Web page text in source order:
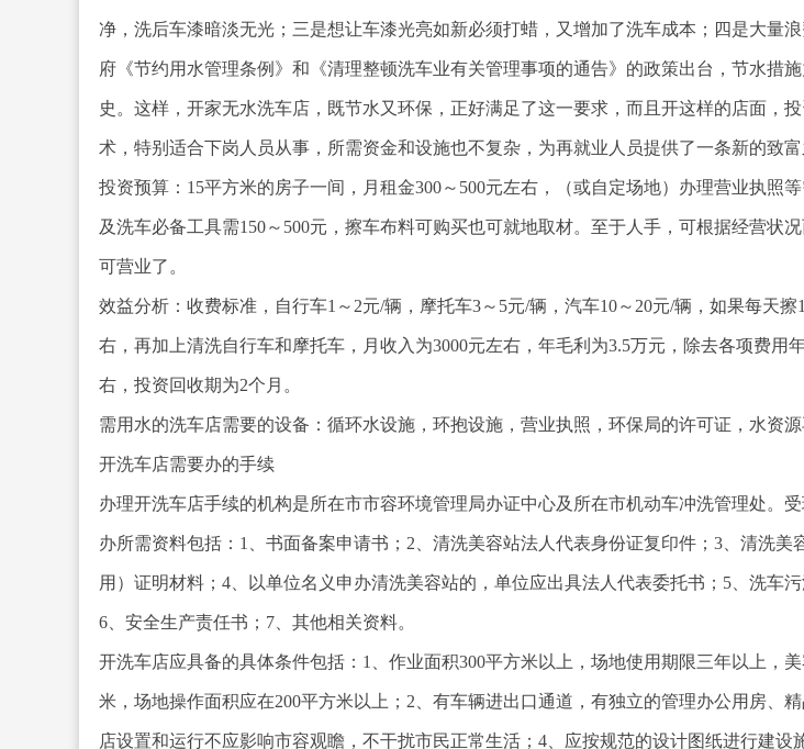
净，洗后车漆暗淡无光；三是想让车漆光亮如新必须打蜡，又增加了洗车成本；四是大量
府《节约用水管理条例》和《清理整顿洗车业有关管理事项的通告》的政策出台，节水措
史。这样，开家无水洗车店，既节水又环保，正好满足了这一要求，而且开这样的店面，
术，特别适合下岗人员从事，所需资金和设施也不复杂，为再就业人员提供了一条新的致富
投资预算：15平方米的房子一间，月租金300～500元左右，（或自定场地）办理营业执照
及洗车必备工具需150～500元，擦车布料可购买也可就地取材。至于人手，可根据经营状
可营业了。
效益分析：收费标准，自行车1～2元/辆，摩托车3～5元/辆，汽车10～20元/辆，如果每天擦
右，再加上清洗自行车和摩托车，月收入为3000元左右，年毛利为3.5万元，除去各项费用
右，投资回收期为2个月。
需用水的洗车店需要的设备：循环水设施，环抱设施，营业执照，环保局的许可证，水资源
开洗车店需要办的手续
办理开洗车店手续的机构是所在市市容环境管理局办证中心及所在市机动车冲洗管理处。
办所需资料包括：1、书面备案申请书；2、清洗美容站法人代表身份证复印件；3、清洗美
用）证明材料；4、以单位名义申办清洗美容站的，单位应出具法人代表委托书；5、洗车
6、安全生产责任书；7、其他相关资料。
开洗车店应具备的具体条件包括：1、作业面积300平方米以上，场地使用期限三年以上，
米，场地操作面积应在200平方米以上；2、有车辆进出口通道，有独立的管理办公用房、
店设置和运行不应影响市容观瞻，不干扰市民正常生活；4、应按规范的设计图纸进行建设